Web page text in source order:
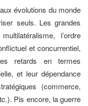
évolutions du monde
seuls. Les grandes
l’ordre
et concurrentiel,
retards en termes
et leur dépendance
(commerce,
Pis encore, la guerre